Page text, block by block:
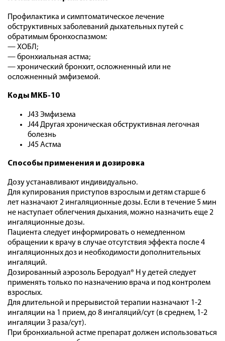
Профилактика и симптоматическое лечение
обструктивных заболеваний дыхательных путей с
обратимым бронхоспазмом:
— ХОБЛ;
— бронхиальная астма;
— хронический бронхит, осложненный или не
осложненный эмфиземой.
Коды МКБ-10
J43 Эмфизема
J44 Другая хроническая обструктивная легочная
болезнь
J45 Астма
Способы применения и дозировка
Дозу устанавливают индивидуально.
Для купирования приступов взрослым и детям старше 6
лет назначают 2 ингаляционные дозы. Если в течение 5 мин
не наступает облегчения дыхания, можно назначить еще 2
ингаляционные дозы.
Пациента следует информировать о немедленном
обращении к врачу в случае отсутствия эффекта после 4
ингаляционных доз и необходимости дополнительных
ингаляций.
Дозированный аэрозоль Беродуал® Н у детей следует
применять только по назначению врача и под контролем
взрослых.
Для длительной и прерывистой терапии назначают 1-2
ингаляции на 1 прием, до 8 ингаляций/сут (в среднем, 1-2
ингаляции 3 раза/сут).
При ­бронхиальной ­астме­ препарат ­должен ­использоваться